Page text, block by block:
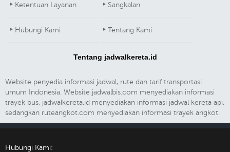
Ketentuan Layanan Sangkalan
Hubungi Kami Tentang Kami
Tentang jadwalkereta.id
Website penyedia informasi jadwal, rute dan tarif transportasi
umum Indonesia. Website jadwalbis.com menyediakan informasi
trayek bus, jadwalkereta.id menyediakan informasi jadwal kereta api,
sedangkan ruteangkot.com menyediakan informasi trayek angkot.
Hubungi Kami: